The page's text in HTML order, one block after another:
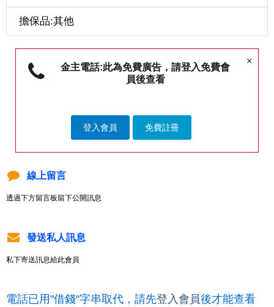
擔保品:其他
×
金主電話:此為免費廣告，請登入免費會
員後查看
登入會員 免費註冊
線上留言
透過下方留言板留下公開訊息
發送私人訊息
私下寄送訊息給此會員
電話已用"借錢"字串取代，請先登入會員後才能查看